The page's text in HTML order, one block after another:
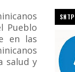
Pueblo
en las
salud y
SNTP